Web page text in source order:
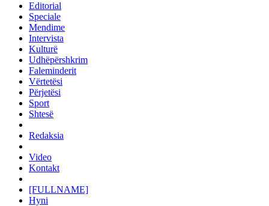
Editorial
Speciale
Mendime
Intervista
Kulturë
Udhëpërshkrim
Faleminderit
Vërtetësi
Përjetësi
Sport
Shtesë
Redaksia
Video
Kontakt
[FULLNAME]
Hyni